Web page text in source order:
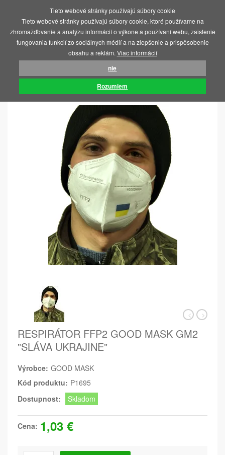
ÚVOD SOS UKRAJINA RESPIRÁTOR FFP2
RESPIRÁTOR FFP2 GOOD MASK GM2
"SLÁVA UKRAJINE"
Výrobce: GOOD MASK
Kód produktu: P1695
Dostupnost:
Skladom
Cena: 1,03 €
Tieto webové stránky používajú súbory cookie
Tieto webové stránky používajú súbory cookie, ktoré používame na
zhromažďovanie a analýzu informácií o výkone a používaní webu, zaistenie
fungovania funkcií zo sociálnych médií a na zlepšenie a prispôsobenie
obsahu a reklám. Viac informácií
nie
Rozumiem